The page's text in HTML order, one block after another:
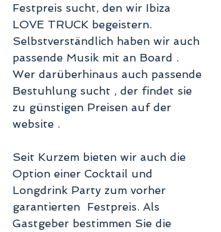
Festpreis sucht, den wir Ibiza
LOVE TRUCK begeistern.
Selbstverständlich haben wir auch
passende Musik mit an Board .
Wer darüberhinaus auch passende
Bestuhlung sucht , der findet sie
zu günstigen Preisen auf der
website .
Seit Kurzem bieten wir auch die
Option einer Cocktail und
Longdrink Party zum vorher
garantierten  Festpreis. Als
Gastgeber bestimmen Sie die